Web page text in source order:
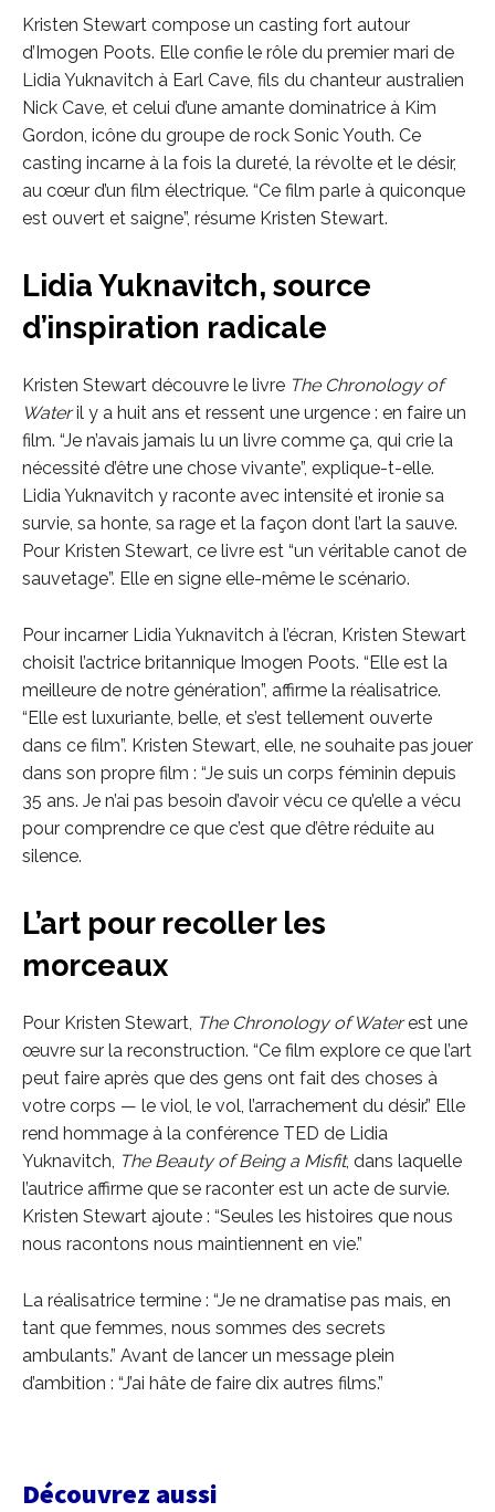
Kristen Stewart compose un casting fort autour
d’Imogen Poots. Elle confie le rôle du premier mari de
Lidia Yuknavitch à Earl Cave, fils du chanteur australien
Nick Cave, et celui d’une amante dominatrice à Kim
Gordon, icône du groupe de rock Sonic Youth. Ce
casting incarne à la fois la dureté, la révolte et le désir,
au cœur d’un film électrique. “Ce film parle à quiconque
est ouvert et saigne”, résume Kristen Stewart.
Lidia Yuknavitch, source
d’inspiration radicale
Kristen Stewart découvre le livre The Chronology of
Wateril y a huit ans et ressent une urgence : en faire un
film. “Je n’avais jamais lu un livre comme ça, qui crie la
nécessité d’être une chose vivante”, explique-t-elle.
Lidia Yuknavitch y raconte avec intensité et ironie sa
survie, sa honte, sa rage et la façon dont l’art la sauve.
Pour Kristen Stewart, ce livre est “un véritable canot de
sauvetage”. Elle en signe elle-même le scénario.
Pour incarner Lidia Yuknavitch à l’écran, Kristen Stewart
choisit l’actrice britannique Imogen Poots. “Elle est la
meilleure de notre génération”, affirme la réalisatrice.
“Elle est luxuriante, belle, et s’est tellement ouverte
dans ce film”. Kristen Stewart, elle, ne souhaite pas jouer
dans son propre film : “Je suis un corps féminin depuis
35 ans. Je n’ai pas besoin d’avoir vécu ce qu’elle a vécu
pour comprendre ce que c’est que d’être réduite au
silence.
L’art pour recoller les
morceaux
Pour Kristen Stewart, The Chronology of Waterest une
œuvre sur la reconstruction. “Ce film explore ce que l’art
peut faire après que des gens ont fait des choses à
votre corps — le viol, le vol, l’arrachement du désir.” Elle
rend hommage à la conférence TED de Lidia
Yuknavitch, The Beauty of Being a Misfit, dans laquelle
l’autrice affirme que se raconter est un acte de survie.
Kristen Stewart ajoute : “Seules les histoires que nous
nous racontons nous maintiennent en vie.”
La réalisatrice termine : “Je ne dramatise pas mais, en
tant que femmes, nous sommes des secrets
ambulants.” Avant de lancer un message plein
d’ambition : “J’ai hâte de faire dix autres films.”
Découvrez aussi